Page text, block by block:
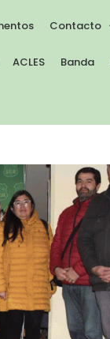
Contacto
ACLES Banda